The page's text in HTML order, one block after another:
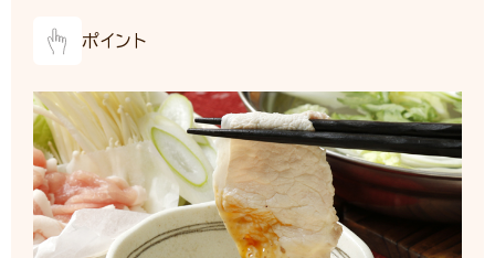
ポイント